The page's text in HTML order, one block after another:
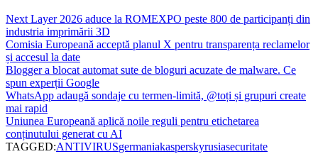
Next Layer 2026 aduce la ROMEXPO peste 800 de participanți din
industria imprimării 3D
Comisia Europeană acceptă planul X pentru transparența reclamelor
și accesul la date
Blogger a blocat automat sute de bloguri acuzate de malware. Ce
spun experții Google
WhatsApp adaugă sondaje cu termen-limită, @toți și grupuri create
mai rapid
Uniunea Europeană aplică noile reguli pentru etichetarea
conținutului generat cu AI
TAGGED:ANTIVIRUSgermaniakasperskyrusiasecuritate